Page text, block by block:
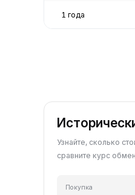
1 года
Узнайте, сколько
сравните курс
Покупка